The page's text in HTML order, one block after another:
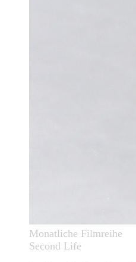
Monatliche Filmreihe
Second Life